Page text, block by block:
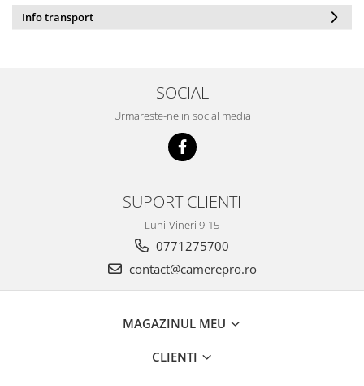
Info transport
SOCIAL
Urmareste-ne in social media
SUPORT CLIENTI
Luni-Vineri 9-15
0771275700
contact@camerepro.ro
MAGAZINUL MEU
CLIENTI